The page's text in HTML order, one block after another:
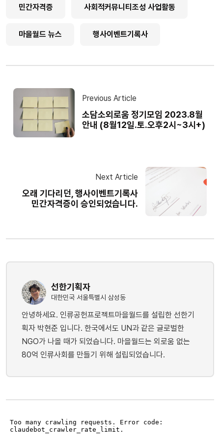
민간자격증 사회적커뮤니티조성 사업활동
마을월드 뉴스 행사이벤트기록사
Previous Article
소담소외로움 정기모임 2023.8월
안내 (8월12일.토.오후2시~3시+)
Next Article
오래 기다리던, 행사이벤트기록사
민간자격증이 승인되었습니다.
선한기획자
대한민국 서울특별시 삼성동
안녕하세요. 인류공헌프로젝트마을월드를 설립한 선한기
획자 박현준 입니다. 한국에서도 UN과 같은 글로벌한
NGO가 나올 때가 되었습니다. 마을월드는 외로움 없는
80억 인류사회를 만들기 위해 설립되었습니다.